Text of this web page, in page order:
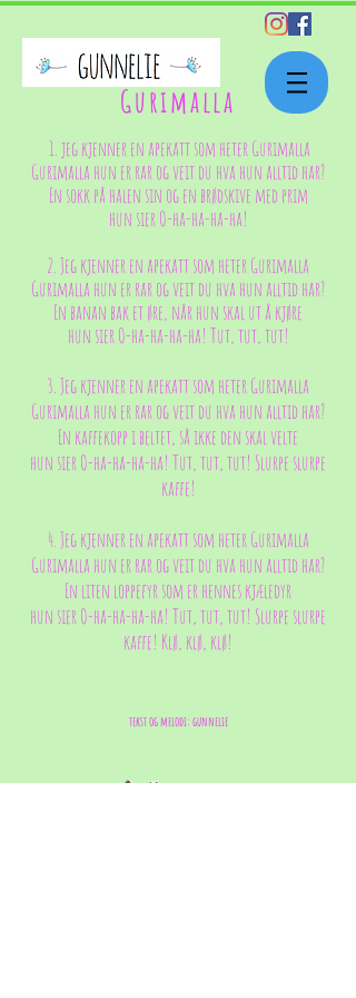
Gurimalla
1. jeg kjenner en apekatt som heter Gurimalla
Gurimalla hun er rar og veit du hva hun alltid har?
En sokk på halen sin og en brødskive med prim
hun sier O-ha-ha-ha-ha!
2. Jeg kjenner en apekatt som heter Gurimalla
Gurimalla hun er rar og veit du hva hun alltid har?
En banan bak et øre, når hun skal ut å kjøre
hun sier O-ha-ha-ha-ha! Tut, tut, tut!
3. Jeg kjenner en apekatt som heter Gurimalla
Gurimalla hun er rar og veit du hva hun alltid har?
En kaffekopp i beltet, så ikke den skal velte
hun sier O-ha-ha-ha-ha! Tut, tut, tut! Slurpe slurpe
kaffe!
4. Jeg kjenner en apekatt som heter Gurimalla
Gurimalla hun er rar og veit du hva hun alltid har?
En liten loppefyr som er hennes kjæledyr
hun sier O-ha-ha-ha-ha! Tut, tut, tut! Slurpe slurpe
kaffe! Klø, klø, klø!
tekst og melodi: gunnelie